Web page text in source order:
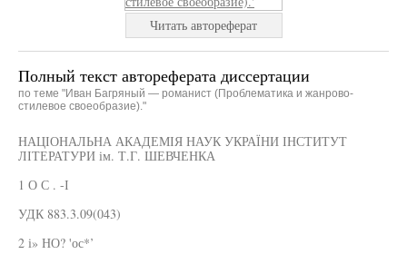
Читать автореферат
Полный текст автореферата диссертации
по теме "Иван Багряный — романист (Проблематика и жанрово-
стилевое своеобразие)."
НАЦІОНАЛЬНА АКАДЕМІЯ НАУК УКРАЇНИ ІНСТИТУТ
ЛІТЕРАТУРИ ім. Т.Г. ШЕВЧЕНКА
1 О С . -І
УДК 883.3.09(043)
2 і» НО? 'ос*’